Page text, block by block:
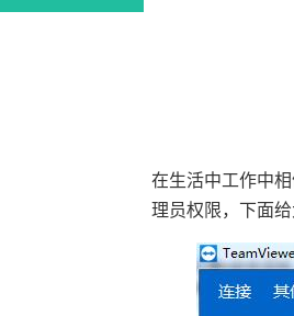
在生活中工作中
理员权限，下面